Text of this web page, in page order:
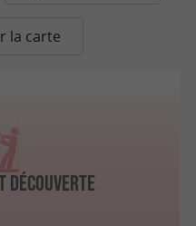
la carte
Découverte